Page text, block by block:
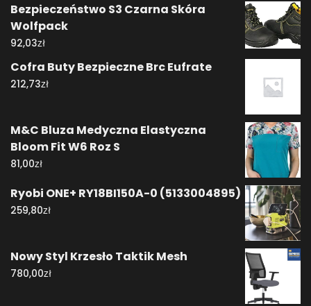
Bezpieczeństwo S3 Czarna Skóra
Wolfpack
92,03zł
Cofra Buty Bezpieczne Brc Eufrate
212,73zł
M&C Bluza Medyczna Elastyczna
Bloom Fit W6 Roz S
81,00zł
Ryobi ONE+ RY18BI150A-0 (5133004895)
259,80zł
Nowy Styl Krzesło Taktik Mesh
780,00zł